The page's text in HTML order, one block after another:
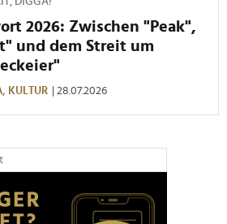
2026: Zwischen "Peak",
und dem Streit um
KULTUR | 28.07.2026